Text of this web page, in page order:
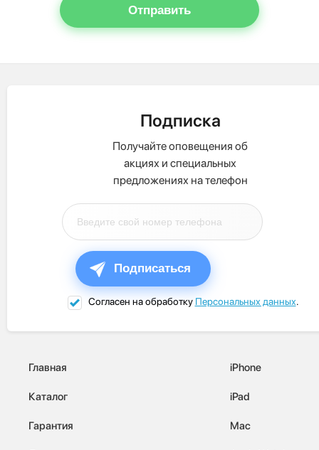
Отправить
Подписка
Получайте оповещения об
акциях и специальных
предложениях на телефон
Подписаться
Согласен на обработку Персональных данных.
Главная
Каталог
Гарантия
iPhone
iPad
Mac